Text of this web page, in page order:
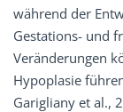
während der
Gestations- und
Veränderungen
Hypoplasie
Garigliany et al.,